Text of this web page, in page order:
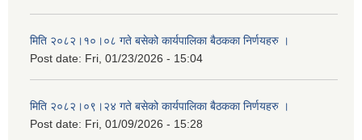
मिति २०८२।१०।०८ गते बसेको कार्यपालिका बैठकका निर्णयहरु ।
Post date: Fri, 01/23/2026 - 15:04
मिति २०८२।०९।२४ गते बसेको कार्यपालिका बैठकका निर्णयहरु ।
Post date: Fri, 01/09/2026 - 15:28